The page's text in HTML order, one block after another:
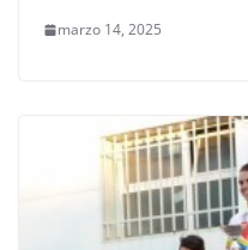
marzo 14, 2025